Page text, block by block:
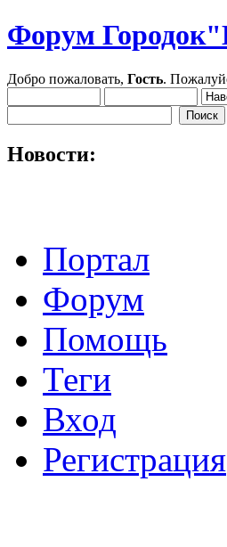
Форум
Добро пожаловать, Гость.
Новости:
Портал
Форум
Помощь
Теги
Вход
Регистрация